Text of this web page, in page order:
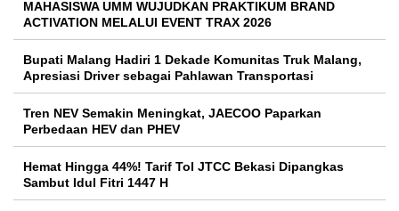
MAHASISWA UMM WUJUDKAN PRAKTIKUM BRAND
ACTIVATION MELALUI EVENT TRAX 2026
Bupati Malang Hadiri 1 Dekade Komunitas Truk Malang,
Apresiasi Driver sebagai Pahlawan Transportasi
Tren NEV Semakin Meningkat, JAECOO Paparkan
Perbedaan HEV dan PHEV
Hemat Hingga 44%! Tarif Tol JTCC Bekasi Dipangkas
Sambut Idul Fitri 1447 H